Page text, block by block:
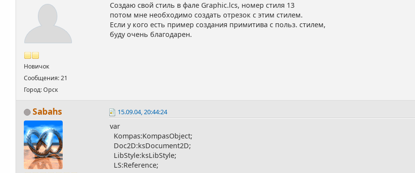
Новичок
Сообщения: 21
Город: Орск
Создаю свой стиль в фале Graphic.lcs, номер стиля 13
потом мне необходимо создать отрезок с этим стилем.
Если у кого есть пример создания примитива с польз. стилем,
буду очень благодарен.
Sabahs 15.09.04, 20:44:24
var
Kompas:KompasObject;
Doc2D:ksDocument2D;
LibStyle:ksLibStyle;
LS:Reference;